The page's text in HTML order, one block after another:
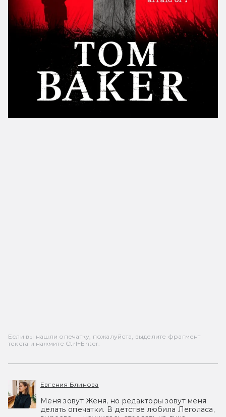
Если вы нашли опечатку, пожалуйста, выделите фрагмент
текста и нажмите Ctrl+Enter.
Евгения Блинова
Меня зовут Женя, но редакторы зовут меня
делать опечатки. В детстве любила Леголаса,